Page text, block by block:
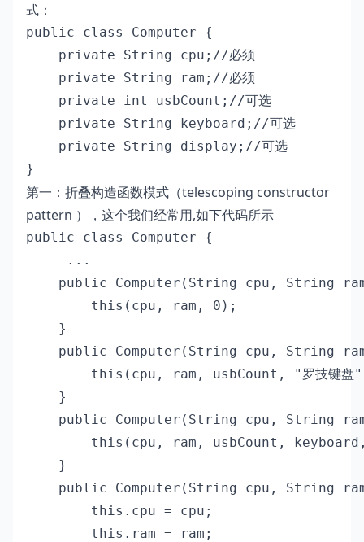
式：
public class Computer {
    private String cpu;//必须
    private String ram;//必须
    private int usbCount;//可选
    private String keyboard;//可选
    private String display;//可选
}
第一：折叠构造函数模式（telescoping constructor
pattern ），这个我们经常用,如下代码所示
public class Computer {
     ...
public Computer(String cpu, String
        this(cpu, ram, 0);
    }
public Computer(String cpu, String
this(cpu, ram, usbCount, "罗技键盘
    }
public Computer(String cpu, String
this(cpu, ram, usbCount, keyboard,
    }
public Computer(String cpu, String
        this.cpu = cpu;
        this.ram = ram;